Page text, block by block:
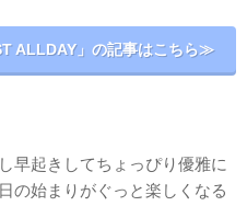
ALLDAY」の記事はこちら≫
早起きしてちょっぴり優雅に
の始まりがぐっと楽しくなる